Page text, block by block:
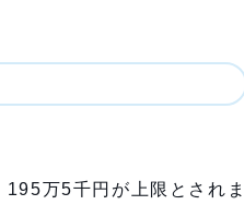
万5千円が上限とされま